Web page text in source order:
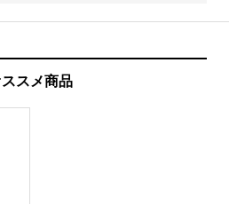
スメ商品